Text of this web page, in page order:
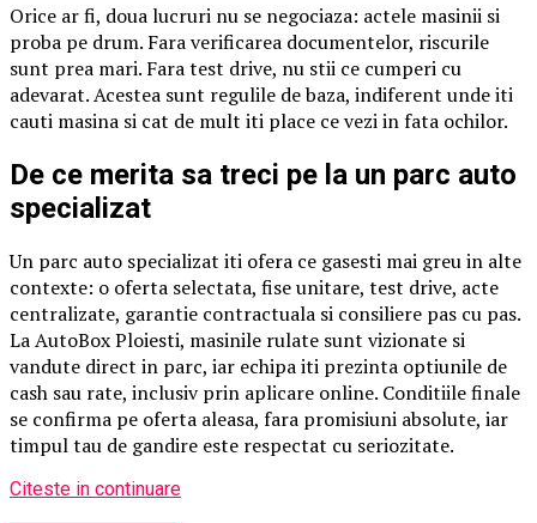
Orice ar fi, doua lucruri nu se negociaza: actele masinii si
proba pe drum. Fara verificarea documentelor, riscurile
sunt prea mari. Fara test drive, nu stii ce cumperi cu
adevarat. Acestea sunt regulile de baza, indiferent unde iti
cauti masina si cat de mult iti place ce vezi in fata ochilor.
De ce merita sa treci pe la un parc auto
specializat
Un parc auto specializat iti ofera ce gasesti mai greu in alte
contexte: o oferta selectata, fise unitare, test drive, acte
centralizate, garantie contractuala si consiliere pas cu pas.
La AutoBox Ploiesti, masinile rulate sunt vizionate si
vandute direct in parc, iar echipa iti prezinta optiunile de
cash sau rate, inclusiv prin aplicare online. Conditiile finale
se confirma pe oferta aleasa, fara promisiuni absolute, iar
timpul tau de gandire este respectat cu seriozitate.
Citeste in continuare